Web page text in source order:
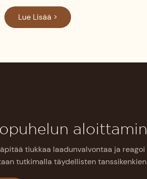
Lue Lisää >
tiukkaa laadunvalvontaa ja
tutkimalla täydellisten